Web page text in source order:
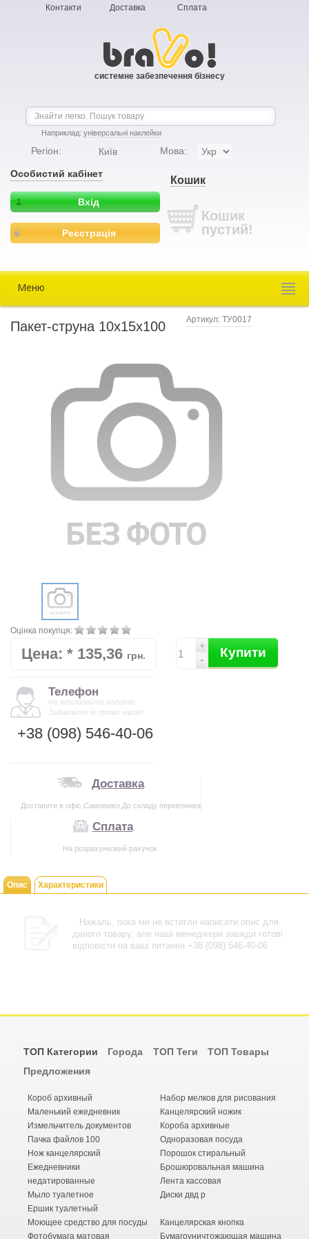
Контакти Доставка Сплата
системне забезпечення бізнесу
Наприклад: універсальні наклейки
Регіон: Київ Мова:
Особистий кабінет
Вхід
Реєстрація
Кошик
Кошик
пустий!
Меню
Пакет-струна 10х15х100 Артикул: ТУ0017
Оцінка покупця:
Цена: * 135,36 грн.
+
- Купити
Телефон
Не відкладайте надовго.
Задавайте їх прямо зараз!
+38 (098) 546-40-06
Доставка
Доставити в офіс,Самовивіз,До складу перевізника
Сплата
На розрахунковий рахунок
Опис Характеристики
Нажаль, пока ми не встигли написати опис для
даного товару, але наші менеджери завжди готові
відповісти на ваші питання +38 (098) 546-40-06
ТОП Категории Города ТОП Теги
ТОП Товары
Предложения
Короб архивный
Маленький ежедневник
Измельчитель документов
Пачка файлов 100
Нож канцелярский
Ежедневники
недатированные
Мыло туалетное
Ершик туалетный
Набор мелков для рисования
Канцелярский ножик
Короба архивные
Одноразовая посуда
Порошок стиральный
Брошюровальная машина
Лента кассовая
Диски двд р
Моющее средство для посуды
Фотобумага матовая
Канцелярская кнопка
Бумагоуничтожающая машина